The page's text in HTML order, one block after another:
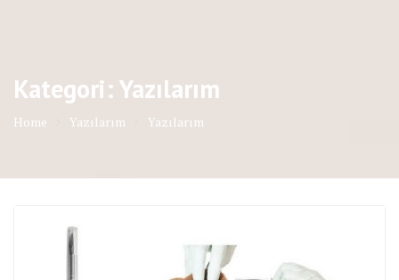
Kategori: Yazılarım
Home Yazılarım Yazılarım